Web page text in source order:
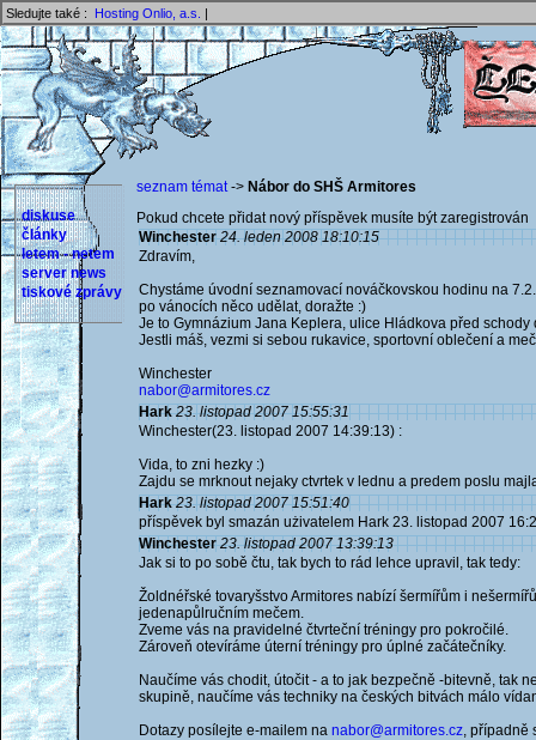
Sledujte také : Hosting Onlio, a.s. |
diskuse
články
letem - netem
server news
tiskové zprávy
seznam témat-> Nábor do SHŠ Armitores
Pokud chcete přidat nový příspěvek musíte být
Winchester 24. leden 2008 18:10:15
Zdravím,
Chystáme úvodní seznamovací nováčkovskou hodinu na
po vánocích něco udělat, doražte :)
Je to Gymnázium Jana Keplera, ulice Hládkova před schody
Jestli máš, vezmi si sebou rukavice, sportovní oblečení a
Winchester
nabor@armitores.cz
Hark 23. listopad 2007 15:55:31
Winchester(23. listopad 2007 14:39:13) :
Vida, to zni hezky :)
Zajdu se mrknout nejaky ctvrtek v lednu a predem poslu
Hark 23. listopad 2007 15:51:40
příspěvek byl smazán użivatelem Hark 23. listopad 2007
Winchester 23. listopad 2007 13:39:13
Jak si to po sobě čtu, tak bych to rád lehce upravil, tak tedy:
Žoldnéřské tovaryšstvo Armitores nabízí šermířům i
jedenapůlručním mečem.
Zveme vás na pravidelné čtvrteční tréningy pro pokročilé.
Zároveň otevíráme úterní tréningy pro úplné začátečníky.
Naučíme vás chodit, útočit - a to jak bezpečně -bitevně, tak
skupině, naučíme vás techniky na českých bitvách málo
Dotazy posílejte e-mailem na nabor@armitores.cz, případně